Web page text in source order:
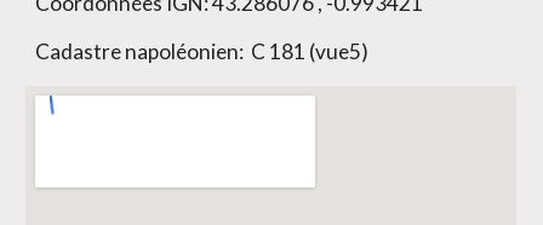
Cadastre napoléonien: C 181 (vue5)